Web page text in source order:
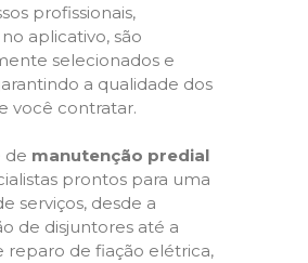
profissionais,
aplicativo, são
selecionados e
a qualidade dos
você contratar.
de manutenção predial
prontos para uma
serviços, desde a
de disjuntores até a
reparo de fiação elétrica,